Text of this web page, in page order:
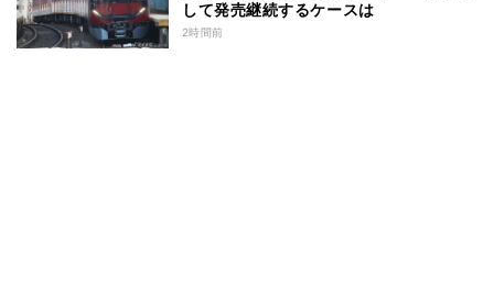
して発売継続するケースは
2時間前